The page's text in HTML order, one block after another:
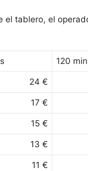
el tablero, el
120
24 €
17 €
15 €
13 €
11 €